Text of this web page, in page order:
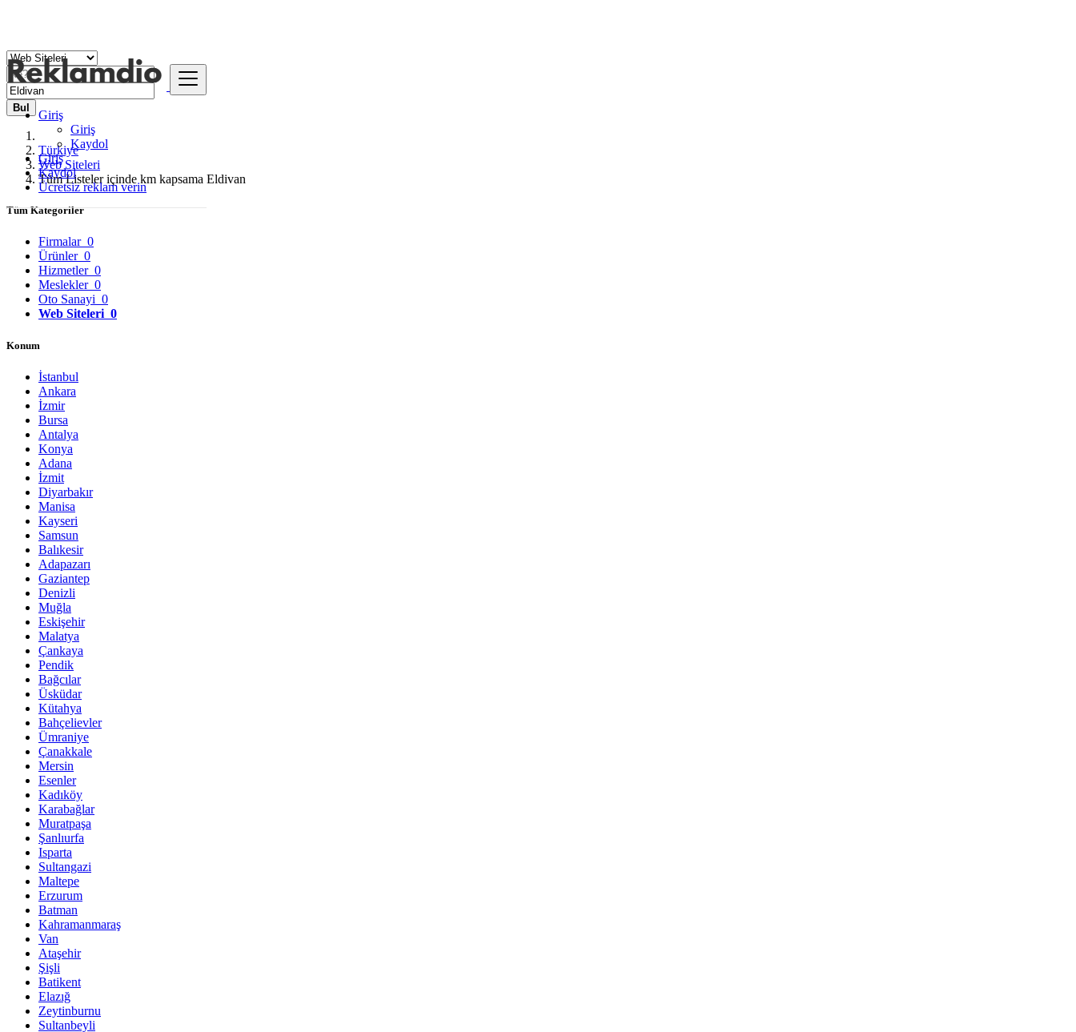
Giriş
Giriş
Kaydol
Giriş
Kaydol
Ücretsiz reklam verin
Bul
Türkiye
Web Siteleri
Tüm Listeler içinde km kapsama Eldivan
Tüm Kategoriler
Firmalar 0
Ürünler 0
Hizmetler 0
Meslekler 0
Oto Sanayi 0
Web Siteleri 0
Konum
İstanbul
Ankara
İzmir
Bursa
Antalya
Konya
Adana
İzmit
Diyarbakır
Manisa
Kayseri
Samsun
Balıkesir
Adapazarı
Gaziantep
Denizli
Muğla
Eskişehir
Malatya
Çankaya
Pendik
Bağcılar
Üsküdar
Kütahya
Bahçelievler
Ümraniye
Çanakkale
Mersin
Esenler
Kadıköy
Karabağlar
Muratpaşa
Şanlıurfa
Isparta
Sultangazi
Maltepe
Erzurum
Batman
Kahramanmaraş
Van
Ataşehir
Şişli
Batikent
Elazığ
Zeytinburnu
Sultanbeyli